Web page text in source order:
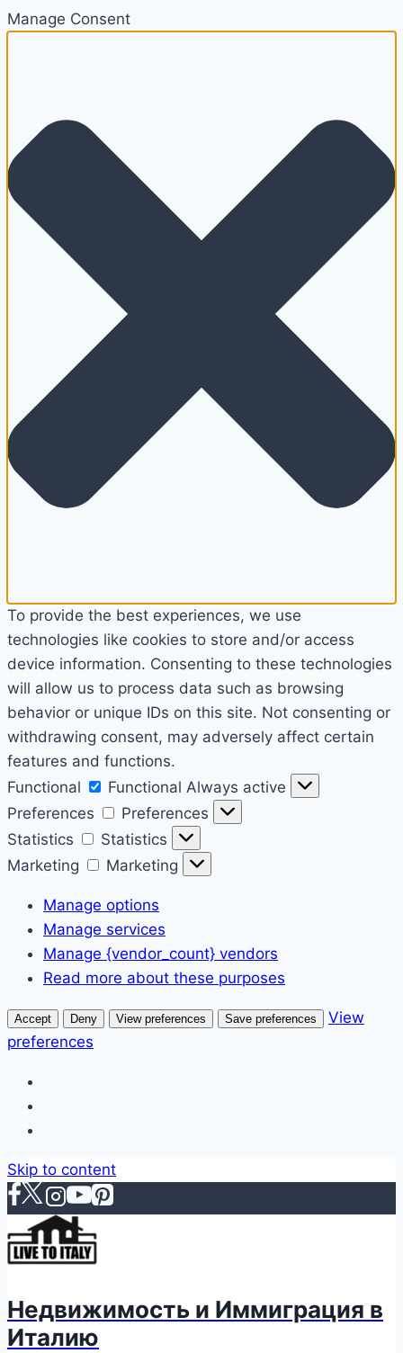
Manage Consent
To provide the best experiences, we use
technologies like cookies to store and/or access
device information. Consenting to these technologies
will allow us to process data such as browsing
behavior or unique IDs on this site. Not consenting or
withdrawing consent, may adversely affect certain
features and functions.
Functional
Functional Always active
Preferences
Preferences
Statistics
Statistics
Marketing
Marketing
Manage options
Manage services
Manage {vendor_count} vendors
Read more about these purposes
Accept Deny View preferences Save preferences
View
preferences
Skip to content
Недвижимость и Иммиграция в
Италию